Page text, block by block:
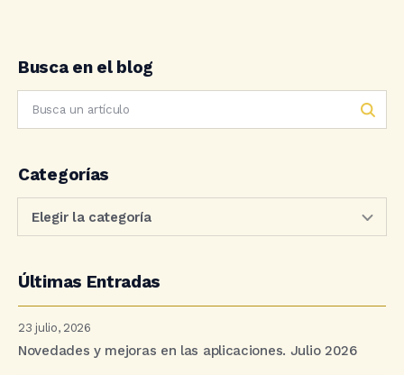
Busca en el blog
Categorías
Últimas Entradas
23 julio, 2026
Novedades y mejoras en las aplicaciones. Julio 2026